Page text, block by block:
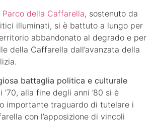
della Caffarella, sostenuto da
illuminati, si è battuto a lungo per
abbandonato al degrado e per
della Caffarella dall’avanzata della
battaglia politica e culturale
’70, alla fine degli anni ’80 si è
importante traguardo di tutelare i
con l’apposizione di vincoli